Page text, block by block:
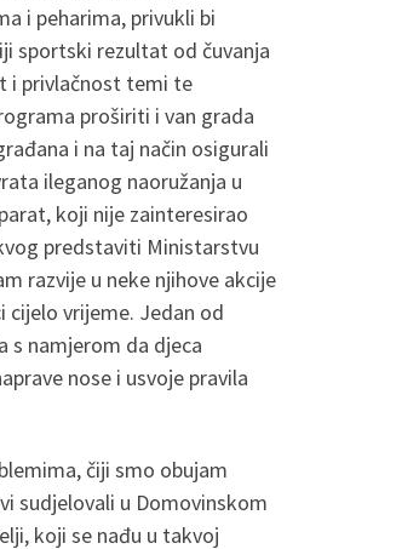
i peharima, privukli bi
sportski rezultat od čuvanja
i privlačnost temi te
proširiti i van grada
i na taj način osigurali
ileganog naoružanja u
koji nije zainteresirao
predstaviti Ministarstvu
razvije u neke njihove akcije
vrijeme. Jedan od
s namjerom da djeca
nose i usvoje pravila
čiji smo obujam
sudjelovali u Domovinskom
koji se nađu u takvoj